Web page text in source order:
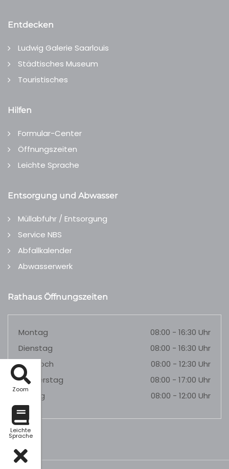
Zoom
Leichte
Sprache
Entdecken
Ludwig Galerie Saarlouis
Städtisches Museum
Touristisches
Hilfen
Formular-Center
Öffnungszeiten
Leichte Sprache
Entsorgung und Abwasser
Müllabfuhr / Entsorgung
Service NBS
Abfallkalender
Abwasserwerk
Rathaus Öffnungszeiten
Montag
08:00 - 16:30 Uhr
Dienstag
08:00 - 16:30 Uhr
Mittwoch
08:00 - 12:30 Uhr
Donnerstag
08:00 - 17:00 Uhr
Freitag
08:00 - 12:00 Uhr